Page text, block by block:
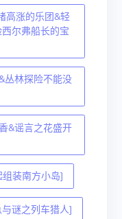
高涨的乐团&轻
尔弗船长的宝
丛林探险不能没
&谣言之花盛开
装南方小岛]
谜之列车猎人]